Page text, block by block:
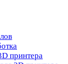
принтера